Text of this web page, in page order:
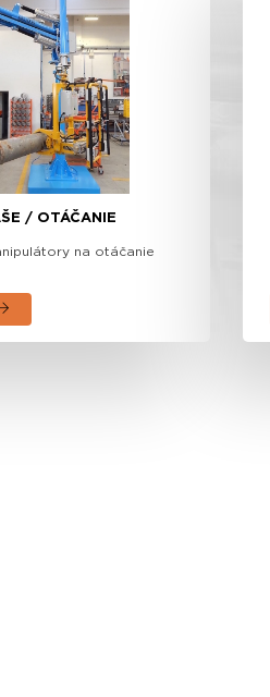
/ OTÁČANIE
na otáčanie